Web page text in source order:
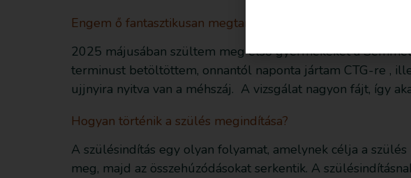
Engem ő fantasztikusan megtartott, de őt senki
2025 májusában szültem meg első gyermekeket a
terminust betöltöttem, onnantól naponta jártam CTG-re ,
ujjnyira nyitva van a méhszáj. A vizsgálat nagyon fájt, így
Hogyan történik a szülés megindítása?
A szülésindítás egy olyan folyamat, amelynek célja a
meg, majd az összehúzódásokat serkentik. A